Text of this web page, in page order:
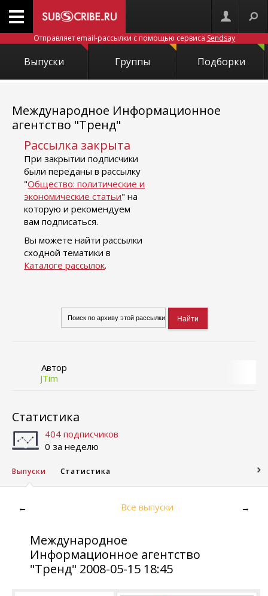
Отправляет email-рассылки с помощью сервиса Sendsay
Выпуски Группы Подборки
Международное Информационное
агентство "Тренд"
Рассылка закрыта
При закрытии подписчики
были переданы в рассылку
"Общество: политические и
экономические статьи" на
которую и рекомендуем
вам подписаться.
Вы можете найти рассылки
сходной тематики в
Каталоге рассылок.
Автор
JTim
Статистика
404 подписчиков
0 за неделю
Выпуски Статистика
← Все выпуски →
Международное
Информационное агентство
"Тренд" 2008-05-15 18:45